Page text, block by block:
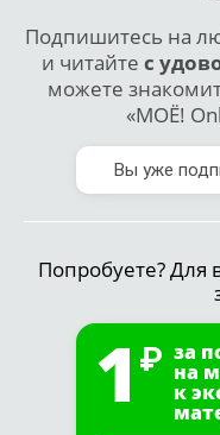
Подпишитесь на
и читайте с
можете
«МОЁ!
Вы уже
Попробуете? Для
1 за
на
к